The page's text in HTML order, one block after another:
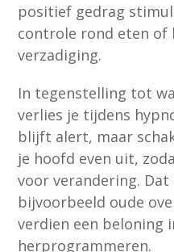
positief gedrag
controle rond eten of
verzadiging.
In tegenstelling tot
verlies je tijdens
blijft alert, maar
je hoofd even uit,
voor verandering.
bijvoorbeeld oude
verdien een beloning
herprogrammeren.